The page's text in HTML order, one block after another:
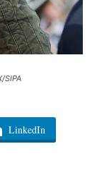
SIPA
LinkedIn